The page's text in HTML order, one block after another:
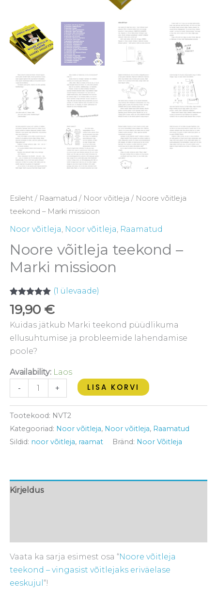
Esileht / Raamatud / Noor võitleja / Noore võitleja
teekond – Marki missioon
Noor võitleja, Noor võitleja, Raamatud
Noore võitleja teekond –
Marki missioon
5.00/5
kliendi
hinnangu
põhjal
(1 ülevaade)
19,90 €
Kuidas jätkub Marki teekond püüdlikuma
ellusuhtumise ja probleemide lahendamise
poole?
Availability: Laos
-
+ LISA KORVI
Tootekood: NVT2
Kategooriad: Noor võitleja, Noor võitleja, Raamatud
Sildid: noor võitleja, raamat Bränd: Noor Võitleja
Kirjeldus
Vaata ka sarja esimest osa “Noore võitleja
teekond – vingasist võitlejaks eriväelase
eeskujul “!